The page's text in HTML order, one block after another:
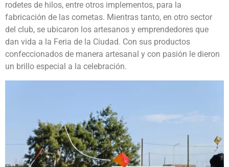
rodetes de hilos, entre otros implementos, para la
fabricación de las cometas. Mientras tanto, en otro sector
del club, se ubicaron los artesanos y emprendedores que
dan vida a la Feria de la Ciudad. Con sus productos
confeccionados de manera artesanal y con pasión le dieron
un brillo especial a la celebración.